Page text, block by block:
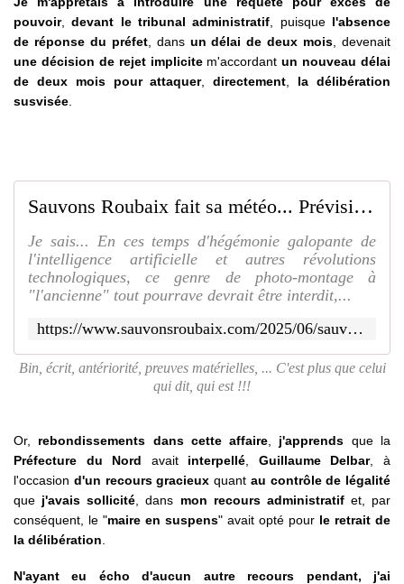
pouvoir,devant le tribunal administratif , puisque l'absence
de réponse du préfet, dansun délai de deux mois , devenait
une décision de rejet implicite m'accordantun nouveau délai
de deux mois pour attaquer,directement
la délibération
susvisée
Sauvons Roubaix fait sa météo... Prévision d'un énorme orage sur le conseil municipal ce jeudi ??? - SAUVONS ROUBAIX
Je sais... En ces temps d'hégémonie galopante de
l'intelligence artificielle et autres révolutions
technologiques, ce genre de photo-montage à
"l'ancienne" tout pourrave devrait être interdit,...
https://www.sauvonsroubaix.com/2025/06/sauvons-roubaix-fait-sa-meteo.prevision-d-un-enorme-orage-sur-le-conseil-municipal-ce-jeudi.html
Bin, écrit, antériorité, preuves matérielles, ... C'est plus que celui
qui dit, qui est !!!
Or, rebondissements dans cette affaire j'apprends que la
Préfecture du Nord avait interpellé Guillaume Delbar, à
l'occasion d'un recours gracieux quant au contrôle de légalité
que j'avais sollicité , dans mon recours administratif et, par
conséquent,
le "maire en suspens" avait opté pour le retrait de
la délibération
N'ayant eu écho d'aucun autre recours pendant, j'ai